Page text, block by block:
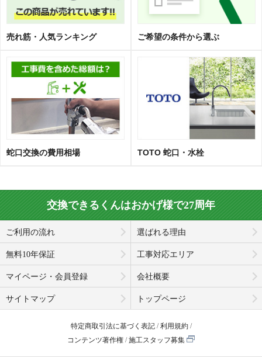
売れ筋・人気ランキング ご希望の条件から選ぶ
蛇口交換の費用相場 TOTO 蛇口・水栓
交換できるくんはおかげ様で27周年
ご利用の流れ 選ばれる理由
無料10年保証 工事対応エリア
マイページ・会員登録 会社概要
サイトマップ トップページ
特定商取引法に基づく表記
利用規約
コンテンツ著作権
施工スタッフ募集